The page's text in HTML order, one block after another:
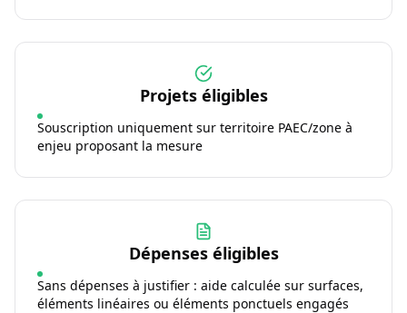
Projets éligibles
Souscription uniquement sur territoire PAEC/zone à
enjeu proposant la mesure
Dépenses éligibles
Sans dépenses à justifier : aide calculée sur surfaces,
éléments linéaires ou éléments ponctuels engagés